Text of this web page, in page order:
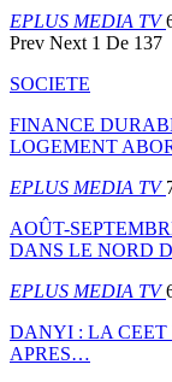
EPLUS MEDIA TV
Prev Next 1 De 137
SOCIETE
FINANCE
LOGEMENT
EPLUS MEDIA TV
AOÛT-
DANS LE NORD
EPLUS MEDIA TV
DANYI : LA CEET
APRES…